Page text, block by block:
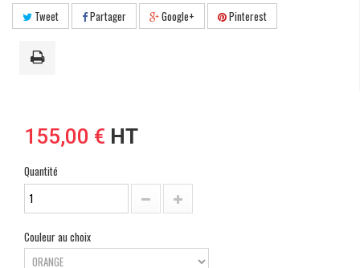
Tweet Partager Google+ Pinterest
155,00 € HT
Quantité
Couleur au choix